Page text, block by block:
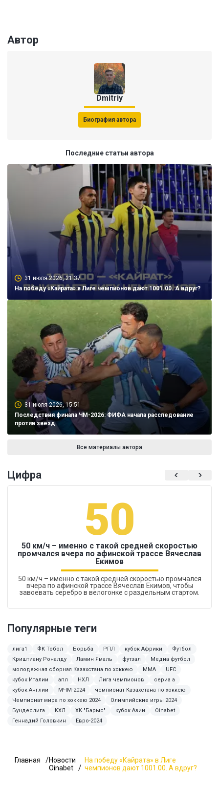
Автор
Dmitriy
Биография автора
Последние статьи автора
31 июля 2026, 21:37
На победу «Кайрата» в Лиге чемпионов дают 1001.00. А вдруг?
31 июля 2026, 15:51
Последствия финала ЧМ-2026: ФИФА начала расследование
против звезд
Все материалы автора
Цифра
50
50 км/ч – именно с такой средней скоростью
промчался вчера по афинской трассе Вячеслав
Екимов
50 км/ч – именно с такой средней скоростью промчался
вчера по афинской трассе Вячеслав Екимов, чтобы
завоевать серебро в велогонке с раздельным стартом.
Популярные теги
лига1 ФК Тобол Борьба РПЛ кубок Африки
Футбол
Криштиану Роналду
Ламин Ямаль футзал
Медиа футбол
молодежная сборная Казахстана по хоккею
ММА
UFC
кубок Италии
апл НХЛ Лига чемпионов
сериа а
кубок Англии
МЧМ-2024
чемпионат Казахстана по хоккею
Чемпионат мира по хоккею 2024
Олимпийские игры 2024
Бундеслига
КХЛ ХК "Барыс" кубок Азии
Oinabet
Геннадий Головкин
Евро-2024
Главная
Новости
Oinabet
На победу «Кайрата» в Лиге
чемпионов дают 1001.00. А вдруг?